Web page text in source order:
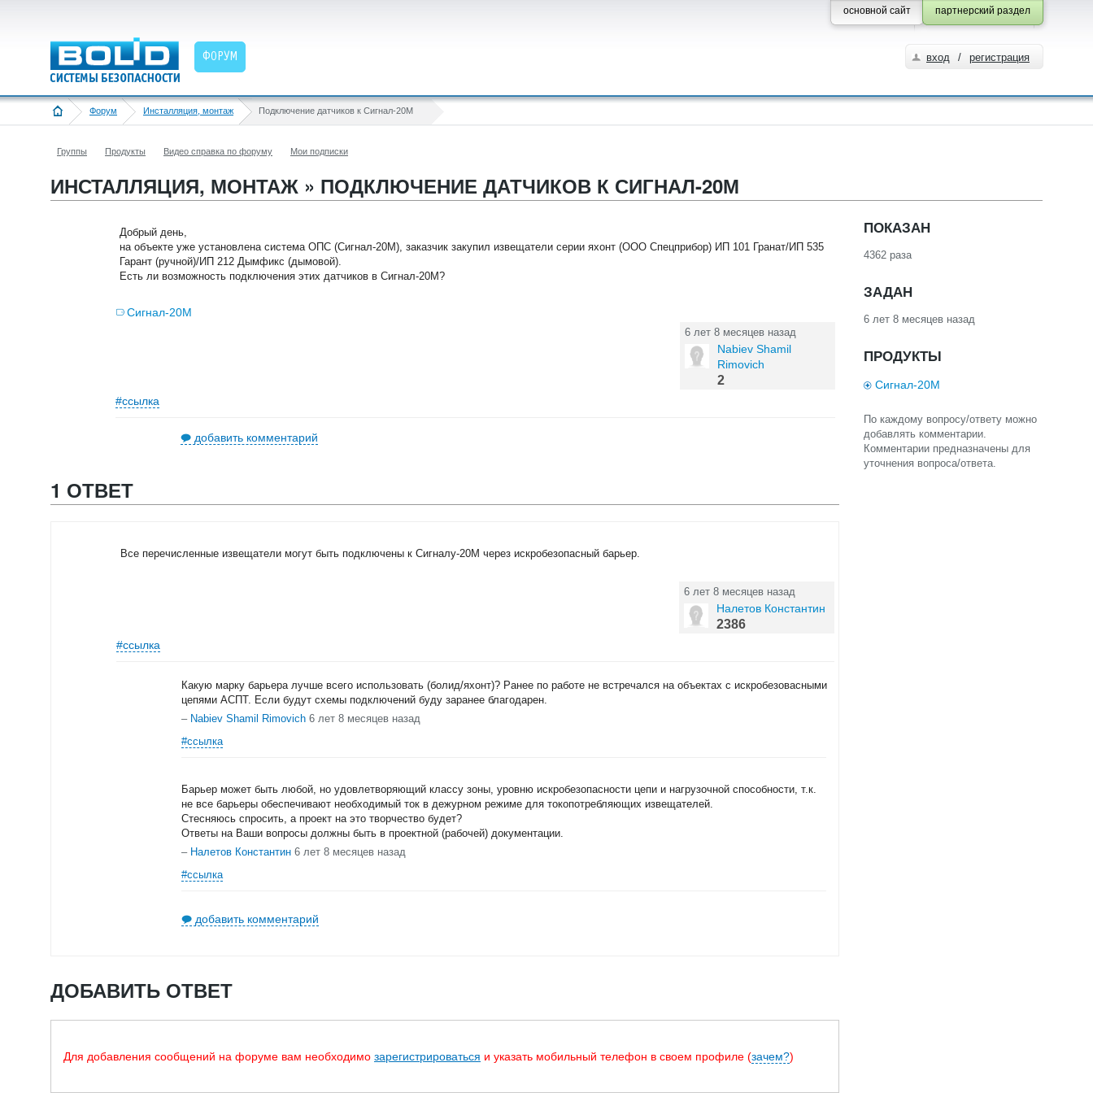
партнерский раздел
основной сайт
ФОРУМ вход / регистрация
Форум Инсталляция, монтаж Подключение датчиков к Сигнал-20М
Группы Продукты Видео справка по форуму Мои подписки
ИНСТАЛЛЯЦИЯ, МОНТАЖ » ПОДКЛЮЧЕНИЕ ДАТЧИКОВ К СИГНАЛ-20М
Добрый день,
на объекте уже установлена система ОПС (Сигнал-20М), заказчик закупил извещатели серии яхонт (ООО Спецприбор) ИП 101 Гранат/ИП 535
Гарант (ручной)/ИП 212 Дымфикс (дымовой).
Есть ли возможность подключения этих датчиков в Сигнал-20М?
Сигнал-20М
6 лет 8 месяцев назад
Nabiev Shamil
Rimovich
2
#ссылка
добавить комментарий
1 ОТВЕТ
Все перечисленные извещатели могут быть подключены к Сигналу-20М через искробезопасный барьер.
6 лет 8 месяцев назад
Налетов Константин
2386
#ссылка
Какую марку барьера лучше всего использовать (болид/яхонт)? Ранее по работе не встречался на объектах с искробезовасными
цепями АСПТ. Если будут схемы подключений буду заранее благодарен.
– Nabiev Shamil Rimovich 6 лет 8 месяцев назад
#ссылка
Барьер может быть любой, но удовлетворяющий классу зоны, уровню искробезопасности цепи и нагрузочной способности, т.к.
не все барьеры обеспечивают необходимый ток в дежурном режиме для токопотребляющих извещателей.
Стесняюсь спросить, а проект на это творчество будет?
Ответы на Ваши вопросы должны быть в проектной (рабочей) документации.
– Налетов Константин 6 лет 8 месяцев назад
#ссылка
добавить комментарий
ДОБАВИТЬ ОТВЕТ
Для добавления сообщений на форуме вам необходимо зарегистрироваться и указать мобильный телефон в своем профиле (зачем?)
ПОКАЗАН
4362 раза
ЗАДАН
6 лет 8 месяцев назад
ПРОДУКТЫ
Сигнал-20М
По каждому вопросу/ответу можно
добавлять комментарии.
Комментарии предназначены для
уточнения вопроса/ответа.